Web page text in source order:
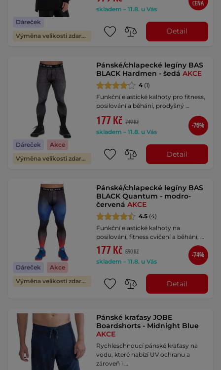
Dáreček
Výměna velikosti zdarma
skladem – 11.8. u Vás
CENA
Detail
Dáreček
Akce
Výměna velikosti zdarma
Pánské/chlapecké legíny BAS
BLACK Hardmen - šedáAKCE
4 (1)
Funkční elastické kalhoty pro fitness,
posilování a běhání, prodyšný …
177 Kč 749 Kč
skladem – 11.8. u Vás
-76%
Detail
Dáreček
Akce
Výměna velikosti zdarma
Pánské/chlapecké legíny BAS
BLACK Quantum - modro-
červenáAKCE
4.5 (4)
Funkční elastické kalhoty na
posilování, fitness cvičení a běhání, …
177 Kč 690 Kč
skladem – 11.8. u Vás
-74%
Detail
Pánské kraťasy JOBE
Boardshorts - Midnight Blue
AKCE
Rychleschnoucí pánské kraťasy na
vodu, které nabízí UV ochranu a
zároveň i …